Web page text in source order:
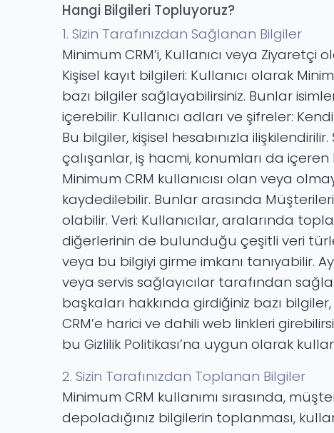
Hangi Bilgileri Topluyoruz?
1. Sizin Tarafınızdan Sağlanan Bilgiler
Minimum CRM’i, Kullanıcı veya
Kişisel kayıt bilgileri: Kullanıcı olarak
bazı bilgiler sağlayabilirsiniz. Bunlar
içerebilir. Kullanıcı adları ve şifreler:
Bu bilgiler, kişisel hesabınızla
çalışanlar, iş hacmi, konumları da içeren
Minimum CRM kullanıcısı olan veya
kaydedilebilir. Bunlar arasında
olabilir. Veri: Kullanıcılar, aralarında
diğerlerinin de bulunduğu çeşitli veri
veya bu bilgiyi girme imkanı tanıyabilir.
veya servis sağlayıcılar tarafından
başkaları hakkında girdiğiniz bazı
CRM’e harici ve dahili web linkleri
bu Gizlilik Politikası’na uygun olarak
2. Sizin Tarafınızdan Toplanan Bilgiler
Minimum CRM kullanımı sırasında,
depoladığınız bilgilerin toplanması,